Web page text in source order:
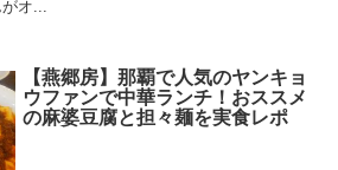
オ...
【燕郷房】那覇で人気のヤンキョ
ウファンで中華ランチ！おススメ
の麻婆豆腐と担々麺を実食レポ